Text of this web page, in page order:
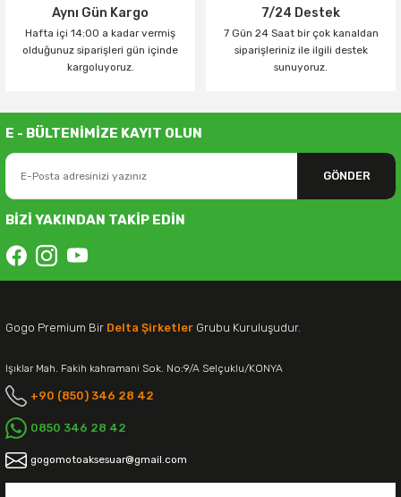
Aynı Gün Kargo
Hafta içi 14:00 a kadar vermiş
olduğunuz siparişleri gün içinde
kargoluyoruz.
7/24 Destek
7 Gün 24 Saat bir çok kanaldan
siparişleriniz ile ilgili destek
sunuyoruz.
E - BÜLTENİMİZE KAYIT OLUN
GÖNDER
BİZİ YAKINDAN TAKİP EDİN
Gogo Premium Bir Delta Şirketler Grubu Kuruluşudur.
Işıklar Mah. Fakih kahramani Sok. No:9/A Selçuklu/KONYA
+90 (850) 346 28 42
0850 346 28 42
gogomotoaksesuar@gmail.com